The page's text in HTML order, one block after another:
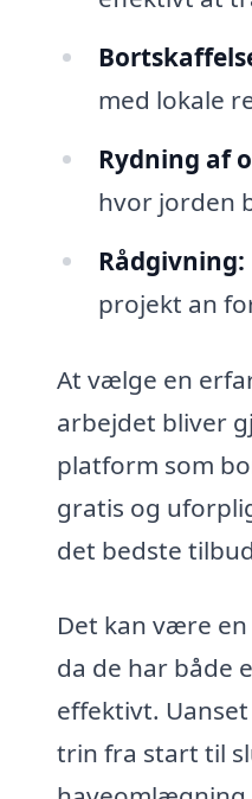
med lokale
Rydning af
hvor jorden
Rådgivning:
projekt an
At vælge en
arbejdet bliver
platform som
gratis og
det bedste
Det kan være
da de har både
effektivt.
trin fra start til